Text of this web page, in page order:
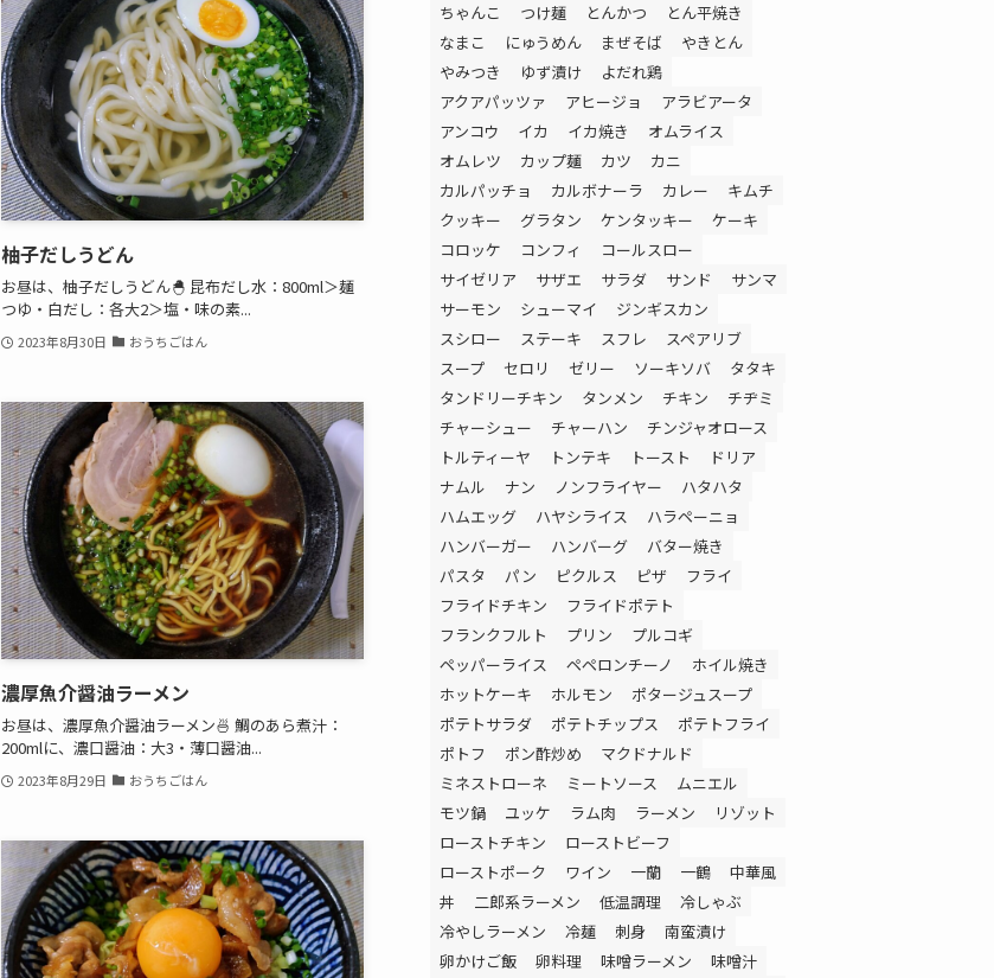
柚子だしうどん
お昼は、柚子だしうどん🐣 昆布だし水：800ml＞麺
つゆ・白だし：各大2＞塩・味の素...
2023年8月30日 おうちごはん
濃厚魚介醤油ラーメン
お昼は、濃厚魚介醤油ラーメン🍜 鯛のあら煮汁：
200mlに、濃口醤油：大3・薄口醤油...
2023年8月29日 おうちごはん
ちゃんこ
つけ麺 とんかつ
とん平焼き
なまこ
にゅうめん まぜそば
やきとん
やみつき
ゆず漬け
よだれ鶏
アクアパッツァ
アヒージョ
アラビアータ
アンコウ
イカ イカ焼き
オムライス
オムレツ
カップ麺 カツ
カニ
カルパッチョ
カルボナーラ カレー
キムチ
クッキー
グラタン ケンタッキー
ケーキ
コロッケ
コンフィ
コールスロー
サイゼリア
サザエ サラダ サンド
サンマ
サーモン
シューマイ
ジンギスカン
スシロー
ステーキ スフレ
スペアリブ
スープ
セロリ ゼリー ソーキソバ
タタキ
タンドリーチキン
タンメン チキン
チヂミ
チャーシュー
チャーハン
チンジャオロース
トルティーヤ
トンテキ トースト
ドリア
ナムル
ナン ノンフライヤー
ハタハタ
ハムエッグ
ハヤシライス
ハラペーニョ
ハンバーガー
ハンバーグ
バター焼き
パスタ
パン ピクルス ピザ
フライ
フライドチキン
フライドポテト
フランクフルト
プリン
プルコギ
ペッパーライス
ペペロンチーノ
ホイル焼き
ホットケーキ
ホルモン
ポタージュスープ
ポテトサラダ
ポテトチップス
ポテトフライ
ポトフ
ポン酢炒め
マクドナルド
ミネストローネ
ミートソース
ムニエル
モツ鍋
ユッケ ラム肉 ラーメン
リゾット
ローストチキン
ローストビーフ
ローストポーク
ワイン 一蘭 一鶴
中華風
丼
二郎系ラーメン 低温調理
冷しゃぶ
冷やしラーメン
冷麺 刺身
南蛮漬け
卵かけご飯
卵料理 味噌ラーメン
味噌汁